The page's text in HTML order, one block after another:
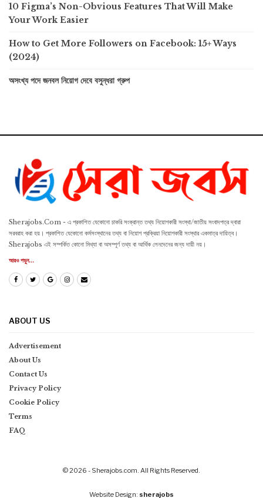
10 Figma’s Non-Obvious Features That Will Make
Your Work Easier
How to Get More Followers on Facebook: 15+ Ways
(2024)
অসংখ্য পদে জনবল নিয়োগ দেবে বসুন্ধরা গ্রুপ
Sherajobs.Com - এ প্রকাশিত যেকোনো চাকরি সংক্রান্ত তথ্য নিয়োগকারী সংস্থা/জাতীয় সংবাদপত্র দ্বারা
সরবরাহ করা হয়। প্রকাশিত যেকোনো কর্মসংস্থানের তথ্য বা নিয়োগ প্রক্রিয়া নিয়োগকারী সংস্থার একমাত্র দায়িত্ব।
Sherajobs এই সম্পর্কিত কোনো মিথ্যা বা অসম্পূর্ণ তথ্য বা আর্থিক লেনদেনের জন্য দায়ী নয়।
আরও পড়ুন...
ABOUT US
Advertisement
About Us
Contact Us
Privacy Policy
Cookie Policy
Terms
FAQ
© 2026 - Sherajobs.com. All Rights Reserved.
Website Design: sherajobs